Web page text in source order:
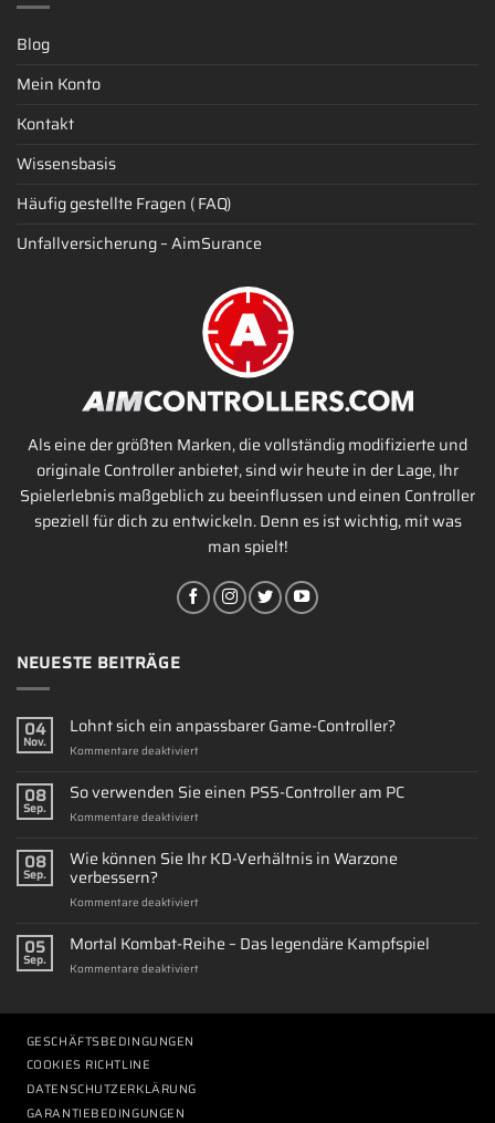
Blog
Mein Konto
Kontakt
Wissensbasis
Häufig gestellte Fragen ( FAQ)
Unfallversicherung – AimSurance
Als eine der größten Marken, die vollständig modifizierte und
originale Controller anbietet, sind wir heute in der Lage, Ihr
Spielerlebnis maßgeblich zu beeinflussen und einen Controller
speziell für dich zu entwickeln. Denn es ist wichtig, mit was
man spielt!
NEUESTE BEITRÄGE
04
Nov.
Lohnt sich ein anpassbarer Game-Controller?
Kommentare deaktiviertfür
sich
ein
anpassbarer
Controller?
08
Sep.
So verwenden Sie einen PS5-Controller am PC
Kommentare deaktiviertfür
verwenden
Sie
PS5-
am
08
Sep.
Wie können Sie Ihr KD-Verhältnis in Warzone
verbessern?
Kommentare deaktiviertfür
können
Sie
Ihr
05
Sep.
Mortal Kombat-Reihe – Das legendäre Kampfspiel
Kommentare deaktiviertfür
GESCHÄFTSBEDINGUNGEN
COOKIES RICHTLINE
DATENSCHUTZERKLÄRUNG
GARANTIEBEDINGUNGEN